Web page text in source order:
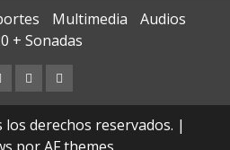
Multimedia
Audios
+ Sonadas
derechos reservados. |